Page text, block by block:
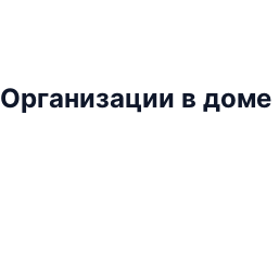
Организации в доме